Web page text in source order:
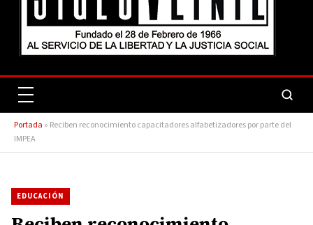
Portada » Reciben reconocimiento capacitadores alfabetizadores por parte del
IMPEA
EDUCACIÓN